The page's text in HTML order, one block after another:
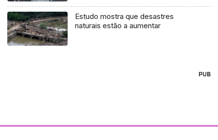
Estudo mostra que desastres
naturais estão a aumentar
PUB